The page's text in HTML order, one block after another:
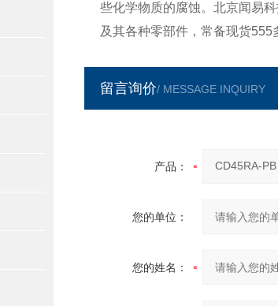
些化学物质的腐蚀。北京闻易
及其各种零部件，常备现货555
留言询价/ MESSAGE INQUIRY
产品：
您的单位：
您的姓名：